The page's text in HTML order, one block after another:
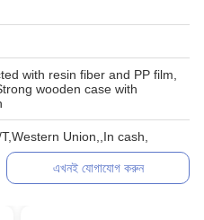
with resin fiber and PP film,
wooden case with
Union,,In cash,
এখনই যোগাযোগ করুন